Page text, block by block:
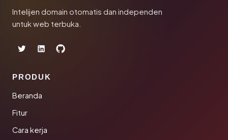
Intelijen domain otomatis dan independen
untuk web terbuka.
PRODUK
Beranda
Fitur
Cara kerja